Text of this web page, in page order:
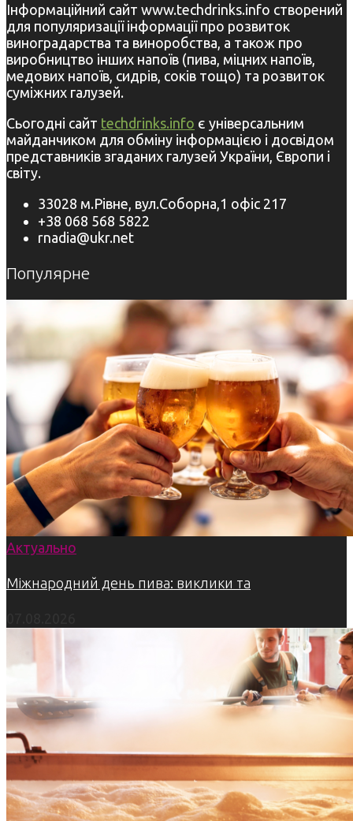
Інформаційний сайт www.techdrinks.info створений
для популяризації інформації про розвиток
виноградарства та виноробства, а також про
виробництво інших напоїв (пива, міцних напоїв,
медових напоїв, сидрів, соків тощо) та розвиток
суміжних галузей.
Сьогодні сайт techdrinks.info є універсальним
майданчиком для обміну інформацією і досвідом
представників згаданих галузей України, Європи і
світу.
33028 м.Рівне, вул.Соборна,1 офіс 217
+38 068 568 5822
rnadia@ukr.net
Популярне
Актуально
Міжнародний день пива: виклики та